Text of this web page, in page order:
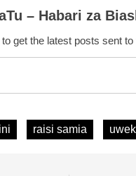
– Habari za
get the latest posts sent to
raisi samia